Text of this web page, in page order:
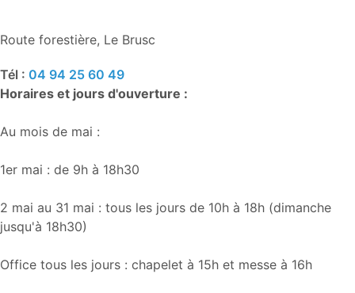
Route forestière, Le Brusc
Tél : 04 94 25 60 49
Horaires et jours d'ouverture :
Au mois de mai :
1er mai : de 9h à 18h30
2 mai au 31 mai : tous les jours de 10h à 18h (dimanche
jusqu'à 18h30)
Office tous les jours : chapelet à 15h et messe à 16h